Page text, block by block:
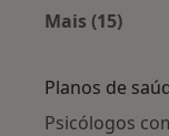
Mais (15)
Planos de
Psicólogos